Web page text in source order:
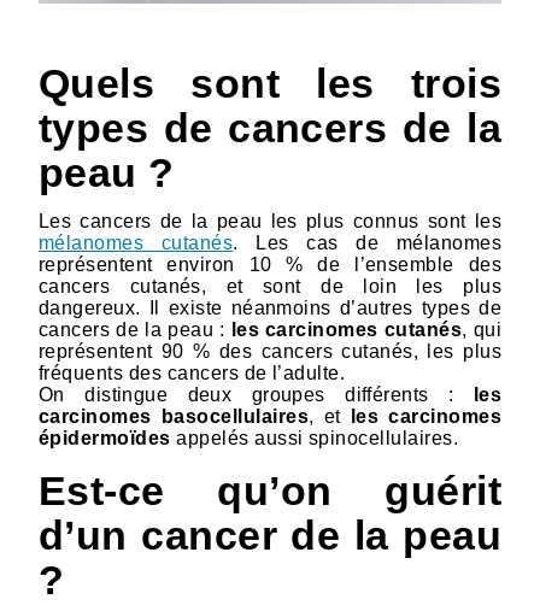
Quels sont les trois
types de cancers de la
peau ?
Les cancers de la peau les plus connus sont les
mélanomes cutanés. Les cas de mélanomes
représentent environ 10 % de l’ensemble des
cancers cutanés, et sont de loin les plus
dangereux. Il existe néanmoins d’autres types de
cancers de la peau :
les carcinomes cutanés, qui
représentent 90 % des cancers cutanés, les plus
fréquents des cancers de l’adulte.
On distingue deux groupes différents :
les
carcinomes basocellulaires, et
les carcinomes
épidermoïdes appelés aussi spinocellulaires.
Est-ce qu’on guérit
d’un cancer de la peau
?